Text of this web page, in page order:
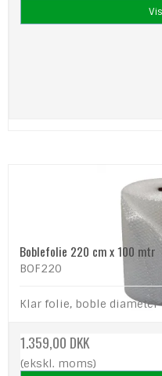
Boblefolie 220 cm x 100 mtr
BOF220
Klar folie, boble
1.359,00 DKK
(ekskl. moms)